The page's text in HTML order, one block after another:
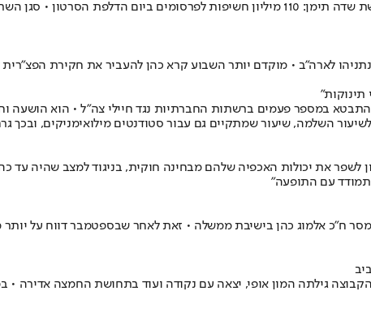
בכיר ממשרד החוץ הציג בישיבה את הפגיעה במעמד ישראל בעקבות פרשת שדה תימן: 110
נתניהו לארה"ב • מוקדם יותר השבוע קרא כהן להעביר את חקירת
תינוקות"
התבטא במספר פעמים ברשתות החברתיות נגד חיילי צה"ל • הוא
השלמה, שיעור שמתקיים גם עבור סטודנטים מילואימניקים,
את יכולות האכפיה שלהם מבחינה חוקית, בניגוד למצב שהיה עד כה •
עם התופעה"
גילתה המון אופי, יצאה עם נקודה ועוד בתחושת החמצה אדירה •